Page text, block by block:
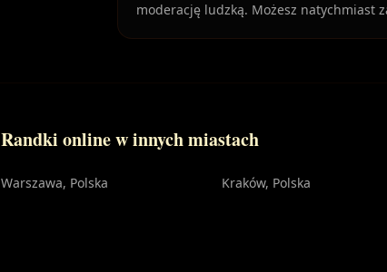
moderację ludzką. Możesz natychmiast
Randki online w innych miastach
Warszawa, Polska Kraków, Polska